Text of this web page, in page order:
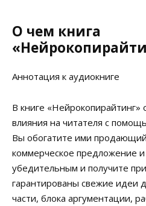
О чем книга
Аннотация к аудиокниге
В книге
влияния на читателя с
Вы обогатите ими продающий
коммерческое предложение и
убедительным и получите
гарантированы свежие идеи
части, блока аргументации,